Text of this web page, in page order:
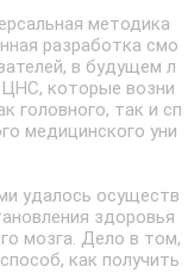
методика
разработка смо
в будущем л
которые возни
головного, так и сп
медицинского уни
удалось осуществ
здоровья
мозга. Дело в том,
как получить